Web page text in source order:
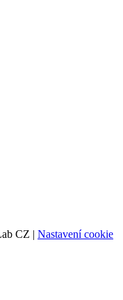
CZ | Nastavení cookie